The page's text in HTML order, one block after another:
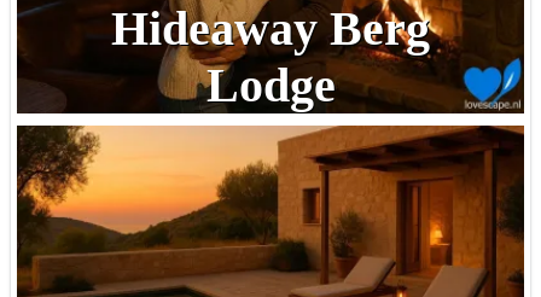
Hideaway Berg
Lodge